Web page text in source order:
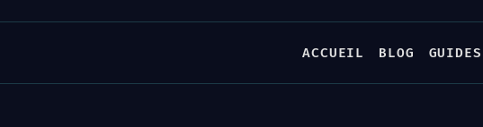
ACCUEIL BLOG GUIDES